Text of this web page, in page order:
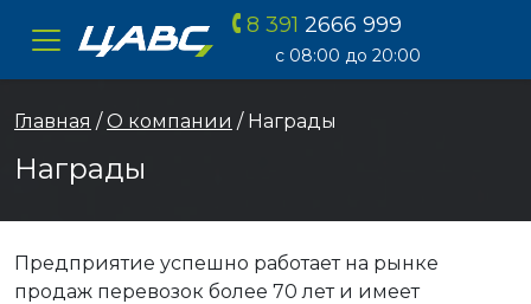
ЦАВС
8 391 2666 999
с 08:00 до 20:00
Главная /О компании / Награды
Награды
Предприятие успешно работает на рынке
продаж перевозок более 70 лет и имеет